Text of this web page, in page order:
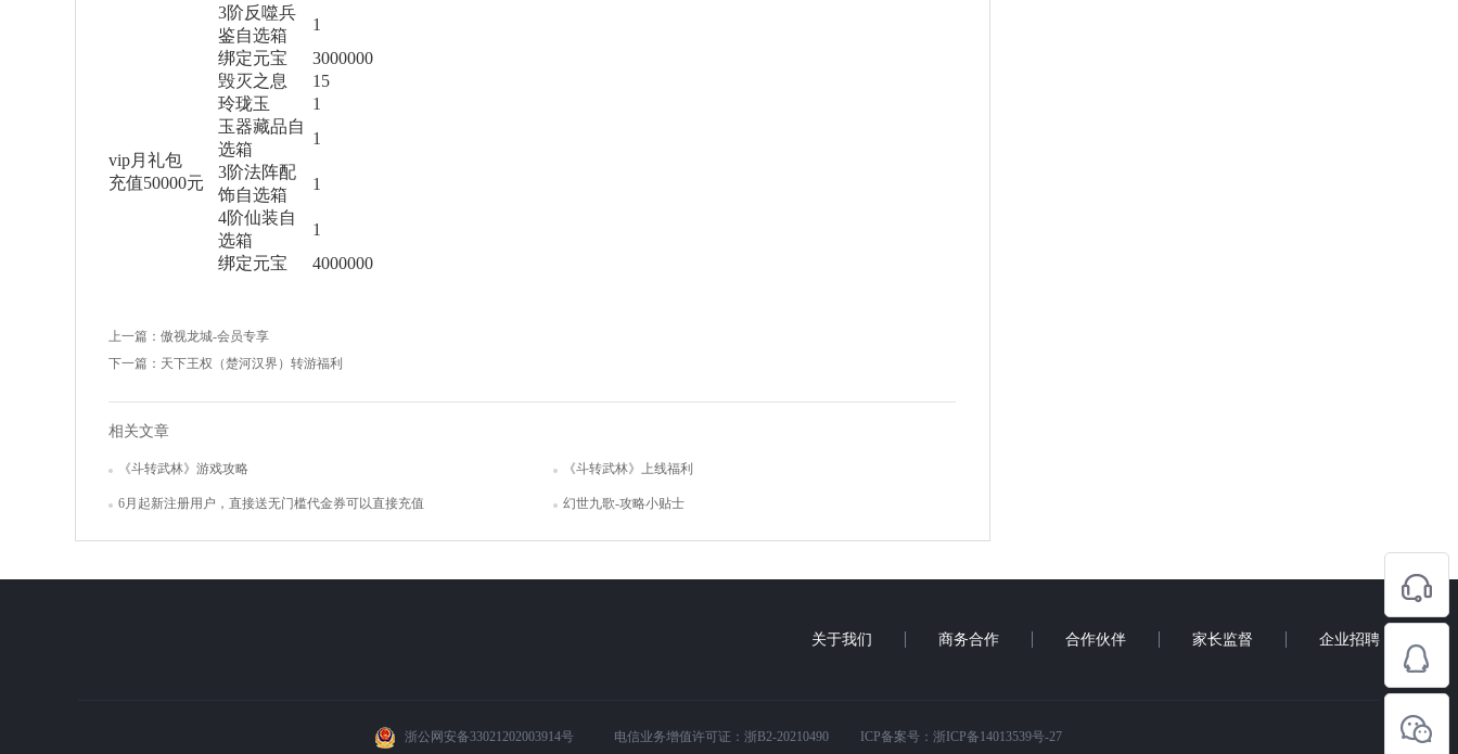
3阶反噬兵
鉴自选箱
1
绑定元宝
3000000
vip月礼包
充值50000元
毁灭之息
15
玲珑玉
1
玉器藏品自
选箱
1
3阶法阵配
饰自选箱
1
4阶仙装自
选箱
1
绑定元宝
4000000
上一篇： 傲视龙城-会员专享
下一篇： 天下王权（楚河汉界）转游福利
相关文章
《斗转武林》游戏攻略 《斗转武林》上线福利
6月起新注册用户，直接送无门槛代金券可以直接充值 幻世九歌-攻略小贴士
关于我们 商务合作 合作伙伴 家长监督 企业招聘
浙公网安备33021202003914号 电信业务增值许可证：浙B2-20210490 ICP备案号：浙ICP备14013539号-27